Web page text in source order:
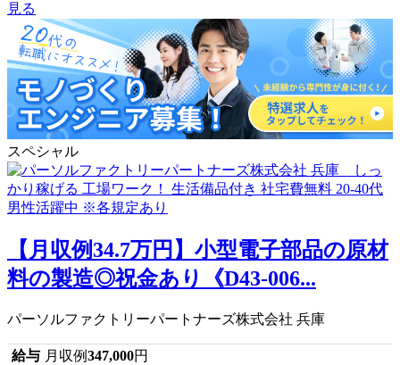
見る
スペシャル
【月収例34.7万円】小型電子部品の原材
料の製造◎祝金あり《D43-006...
パーソルファクトリーパートナーズ株式会社 兵庫
給与 月収例347,000円